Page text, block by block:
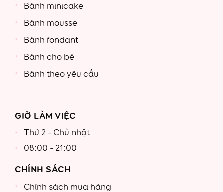
Bánh minicake
Bánh mousse
Bánh fondant
Bánh cho bé
Bánh theo yêu cầu
GIỜ LÀM VIỆC
Thứ 2 - Chủ nhật
08:00 - 21:00
CHÍNH SÁCH
Chính sách mua hàng